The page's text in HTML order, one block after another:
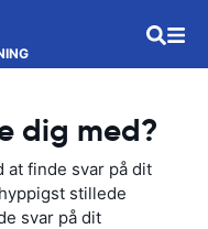
dig med?
finde svar på dit
stillede
svar på dit